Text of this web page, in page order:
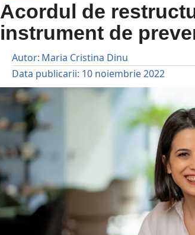
Acordul de
instrument de
Autor: Maria Cristina Dinu
Data publicarii: 10 noiembrie 2022